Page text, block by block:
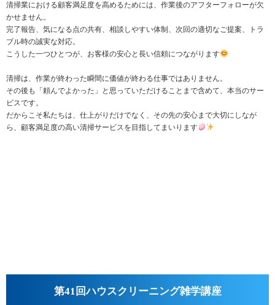
清掃業における顧客満足度を高めるためには、作業後のアフターフォローが欠
かせません。
完了報告、気になる点の共有、相談しやすい体制、次回の適切なご提案、トラ
ブル時の誠実な対応。
こうした一つひとつが、お客様の安心と長い信頼につながります
清掃は、作業が終わった瞬間に価値が終わる仕事ではありません。
その後も「頼んでよかった」と思っていただけることまで含めて、本当のサー
ビスです。
だからこそ私たちは、仕上がりだけでなく、その先の安心まで大切にしなが
ら、顧客満足度の高い清掃サービスを目指してまいります
第41回ハウスクリーニング雑学講座